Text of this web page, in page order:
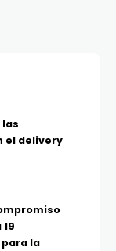
las
el delivery
la